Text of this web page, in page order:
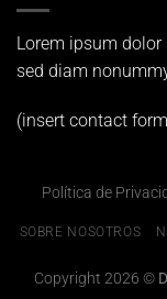
Lorem ipsum
sed diam
(insert contact
Política de
SOBRE NOSOTROS
Copyright 2026 ©